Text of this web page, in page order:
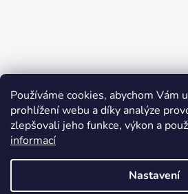
Používáme cookies, abychom Vám
prohlížení webu a díky analýze
zlepšovali jeho funkce, výkon a
informací
Nastavení
Facebook